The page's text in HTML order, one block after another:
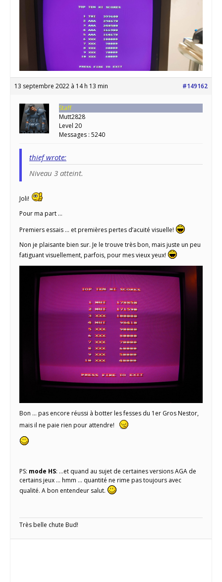
13 septembre 2022 à 14 h 13 min #149162
Staff
Mutt2828
Level 20
Messages : 5240
thief wrote:
Niveau 3 atteint.
Joli!
Pour ma part …
Premiers essais … et premières pertes d’acuité visuelle!
Non je plaisante bien sur. Je le trouve très bon, mais juste un peu
fatiguant visuellement, parfois, pour mes vieux yeux!
Bon … pas encore réussi à botter les fesses du 1er Gros Nestor,
mais il ne paie rien pour attendre!
PS: mode HS: …et quand au sujet de certaines versions AGA de
certains jeux … hmm … quantité ne rime pas toujours avec
qualité. A bon entendeur salut.
Très belle chute Bud!